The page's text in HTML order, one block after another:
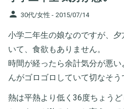
person 30代/女性 - 2015/07/14
小学二年生の娘なのですが、
いて、食欲もありません。
時間が経ったら余計気分が悪
んがゴロゴロしていて切なそう
熱は平熱より低く36度ちょう